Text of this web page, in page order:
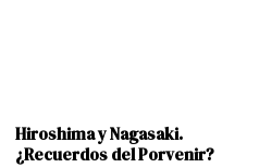
Hiroshima y Nagasaki.
¿Recuerdos del Porvenir?